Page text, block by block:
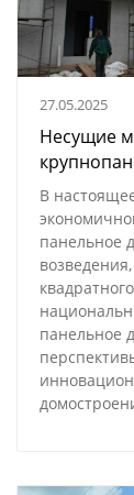
27.05.2025
Несущие
В
панельное
панельное